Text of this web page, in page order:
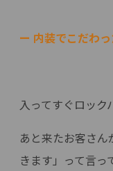
ー 内装でこだわ
入ってすぐロック
あと来たお客さん
きます」って言っ